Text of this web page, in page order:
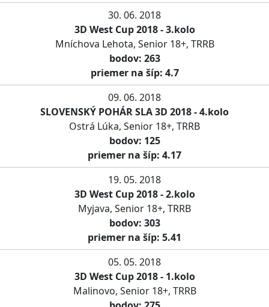
30. 06. 2018
3D West Cup 2018 - 3.kolo
Mníchova Lehota, Senior 18+, TRRB
bodov: 263
priemer na šíp: 4.7
09. 06. 2018
SLOVENSKÝ POHÁR SLA 3D 2018 - 4.kolo
Ostrá Lúka, Senior 18+, TRRB
bodov: 125
priemer na šíp: 4.17
19. 05. 2018
3D West Cup 2018 - 2.kolo
Myjava, Senior 18+, TRRB
bodov: 303
priemer na šíp: 5.41
05. 05. 2018
3D West Cup 2018 - 1.kolo
Malinovo, Senior 18+, TRRB